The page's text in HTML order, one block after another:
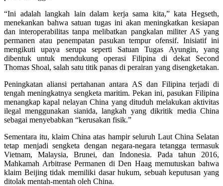
“Ini adalah langkah lain dalam kerja sama kita,” kata Hegseth,
menekankan bahwa satuan tugas ini akan meningkatkan kesiapan
dan interoperabilitas tanpa melibatkan pangkalan militer AS yang
permanen atau penempatan pasukan tempur ofensif. Inisiatif ini
mengikuti upaya serupa seperti Satuan Tugas Ayungin, yang
dibentuk untuk mendukung operasi Filipina di dekat Second
Thomas Shoal, salah satu titik panas di perairan yang disengketakan.
Peningkatan aliansi pertahanan antara AS dan Filipina terjadi di
tengah meningkatnya sengketa maritim. Pekan ini, pasukan Filipina
menangkap kapal nelayan China yang dituduh melakukan aktivitas
ilegal menggunakan sianida, langkah yang dikritik media China
sebagai menyebabkan “kerusakan fisik.”
Sementara itu, klaim China atas hampir seluruh Laut China Selatan
tetap menjadi sengketa dengan negara-negara tetangga termasuk
Vietnam, Malaysia, Brunei, dan Indonesia. Pada tahun 2016,
Mahkamah Arbitrase Permanen di Den Haag memutuskan bahwa
klaim Beijing tidak memiliki dasar hukum, sebuah keputusan yang
ditolak mentah-mentah oleh China.